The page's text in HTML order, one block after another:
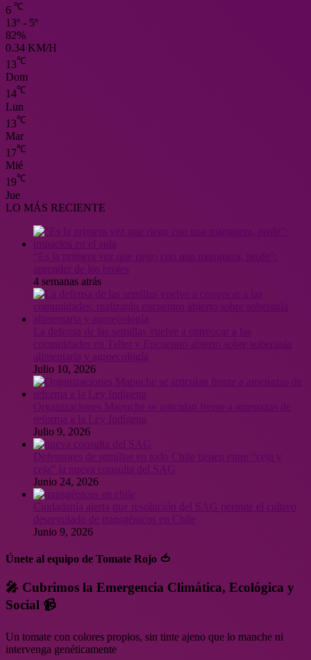
6 ℃
13º - 5º
82%
0.34 KM/H
13℃
Dom
14℃
Lun
13℃
Mar
17℃
Mié
19℃
Jue
LO MÁS RECIENTE
4 semanas atrás
Julio 10, 2026
Organizaciones Mapuche se articulan frente a amenazas de
Julio 9, 2026
Junio 24, 2026
Ciudadanía alerta que resolución del SAG permite el cultivo
desregulado de transgénicos en Chile
Junio 9, 2026
Únete al equipo de Tomate Rojo 🍅
🎤 Cubrimos la Emergencia Climática, Ecológica y
Social 📹
Un tomate con colores propios, sin tinte ajeno que lo manche ni
intervenga genéticamente